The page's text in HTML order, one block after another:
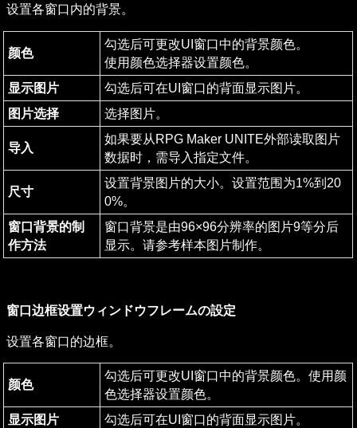
设置各窗口内的背景。
颜色
勾选后可更改UI窗口中的背景颜色。
使用颜色选择器设置颜色。
显示图片
勾选后可在UI窗口的背面显示图片。
图片选择
选择图片。
导入
如果要从RPG Maker UNITE外部读取图片
数据时，需导入指定文件。
尺寸
设置背景图片的大小。设置范围为1%到20
0%。
窗口背景的制
作方法
窗口背景是由96×96分辨率的图片9等分后
显示。请参考样本图片制作。
窗口边框设置ウィンドウフレームの設定
设置各窗口的边框。
颜色
勾选后可更改UI窗口中的背景颜色。使用颜
色选择器设置颜色。
显示图片
勾选后可在UI窗口的背面显示图片。